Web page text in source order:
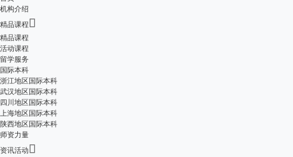
机构介绍
精品课程
精品课程
活动课程
留学服务
国际本科
浙江地区国际本科
武汉地区国际本科
四川地区国际本科
上海地区国际本科
陕西地区国际本科
师资力量
资讯活动